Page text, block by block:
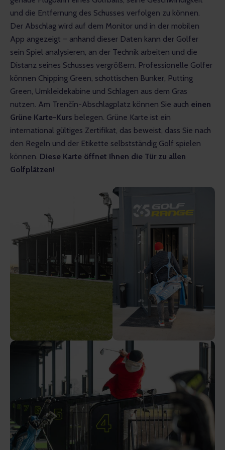
und die Entfernung des Schusses verfolgen zu können.
Der Abschlag wird auf dem Monitor und in der mobilen
App angezeigt – anhand dieser Daten kann der Golfer
sein Spiel analysieren, an der Technik arbeiten und die
Distanz seines Schusses vergrößern. Professionelle Golfer
können Chipping Green, schottischen Bunker, Putting
Green, Umkleidekabine und Schlagen aus dem Gras
nutzen. Am Trenčín-Abschlagplatz können Sie auch einen
Grüne Karte-Kurs belegen. Grüne Karte ist ein
international gültiges Zertifikat, das beweist, dass Sie nach
den Regeln und der Etikette selbstständig Golf spielen
können. Diese Karte öffnet Ihnen die Tür zu allen
Golfplätzen!